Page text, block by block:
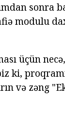
sonra
modulu
üçün
ki,
və zəng